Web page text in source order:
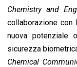
Chemistry and
collaborazione con
nuova potenziale
sicurezza
Chemical